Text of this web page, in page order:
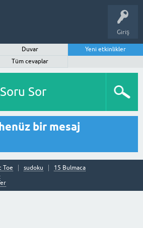
Giriş
Duvar
Yeni etkinlikler
Tüm cevaplar
Sor
bir mesaj
Toe sudoku
15 Bulmaca